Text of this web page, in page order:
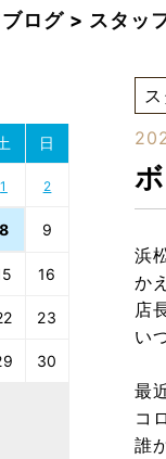
ログ > スタッ
浜
か
店
い
最
コ
誰
日
1 2
8 9
16
23
30